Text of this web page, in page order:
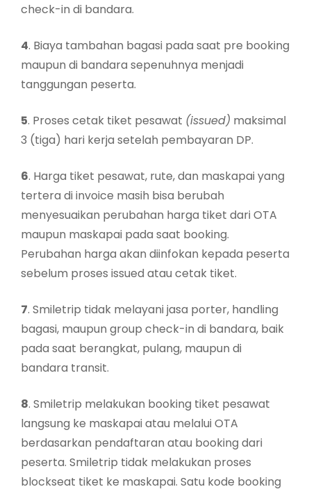
check-in di bandara.
4. Biaya tambahan bagasi pada saat pre booking
maupun di bandara sepenuhnya menjadi
tanggungan peserta.
5. Proses cetak tiket pesawat (issued) maksimal
3 (tiga) hari kerja setelah pembayaran DP.
6. Harga tiket pesawat, rute, dan maskapai yang
tertera di invoice masih bisa berubah
menyesuaikan perubahan harga tiket dari OTA
maupun maskapai pada saat booking.
Perubahan harga akan diinfokan kepada peserta
sebelum proses issued atau cetak tiket.
7. Smiletrip tidak melayani jasa porter, handling
bagasi, maupun group check-in di bandara, baik
pada saat berangkat, pulang, maupun di
bandara transit.
8. Smiletrip melakukan booking tiket pesawat
langsung ke maskapai atau melalui OTA
berdasarkan pendaftaran atau booking dari
peserta. Smiletrip tidak melakukan proses
blockseat tiket ke maskapai. Satu kode booking